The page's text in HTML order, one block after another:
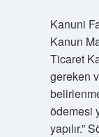
Kanuni
Kanun
Ticaret
gereken
ödemesi
yapılır.”